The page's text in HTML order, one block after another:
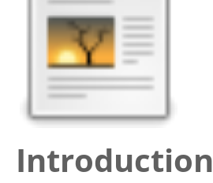
Introduction